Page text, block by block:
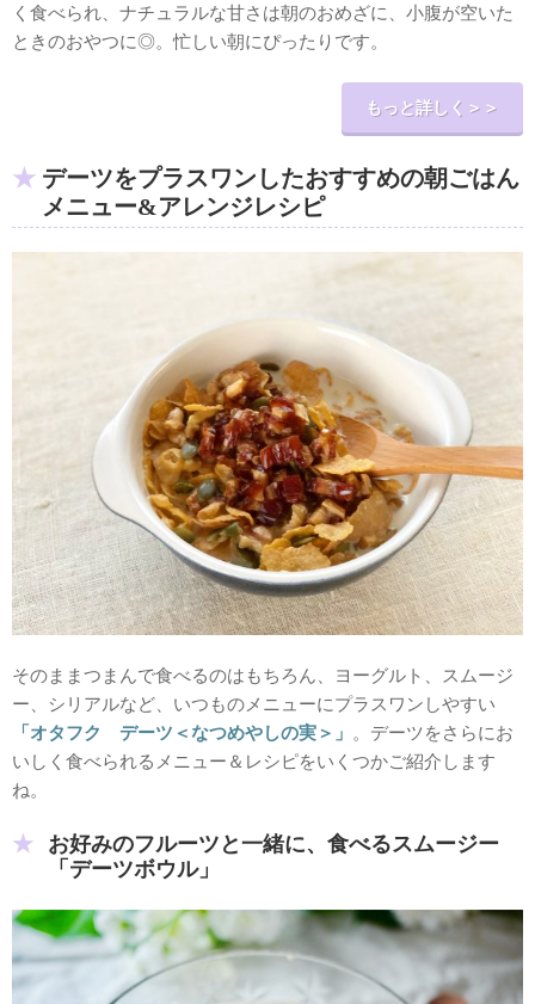
く食べられ、ナチュラルな甘さは朝のおめざに、小腹が空いた
ときのおやつに◎。忙しい朝にぴったりです。
もっと詳しく＞＞
デーツをプラスワンしたおすすめの朝ごはん
メニュー&アレンジレシピ
そのままつまんで食べるのはもちろん、ヨーグルト、スムージ
ー、シリアルなど、いつものメニューにプラスワンしやすい
「オタフク デーツ＜なつめやしの実＞」 。デーツをさらにお
いしく食べられるメニュー＆レシピをいくつかご紹介します
ね。
お好みのフルーツと一緒に、食べるスムージー
「デーツボウル」